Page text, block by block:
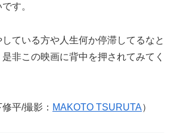
す。
ている方や人生何か停滞してるなと
非この映画に背中を押されてみてく
平/撮影： MAKOTO TSURUTA）